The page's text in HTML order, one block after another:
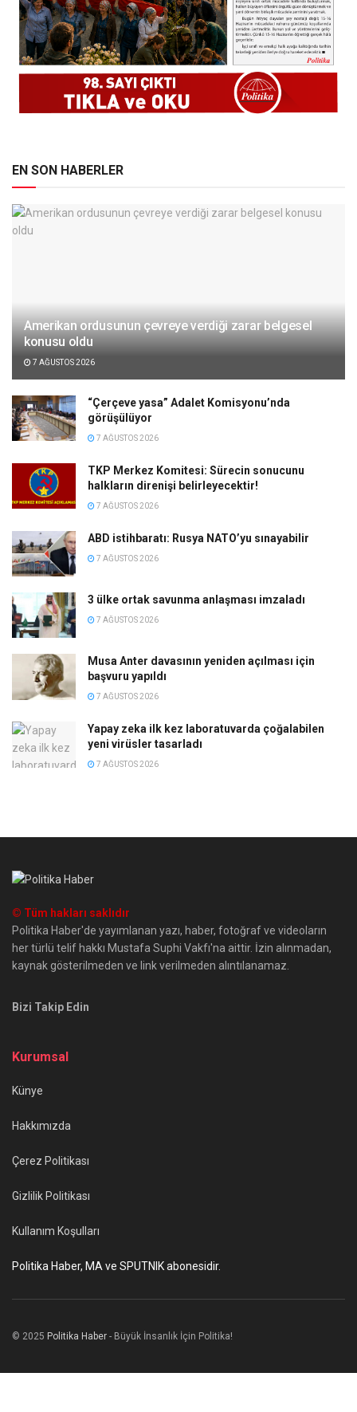
EN SON HABERLER
Amerikan ordusunun çevreye verdiği zarar belgesel
konusu oldu
7 AĞUSTOS 2026
“Çerçeve yasa” Adalet Komisyonu’nda
görüşülüyor
7 AĞUSTOS 2026
TKP Merkez Komitesi: Sürecin sonucunu
halkların direnişi belirleyecektir!
7 AĞUSTOS 2026
ABD istihbaratı: Rusya NATO’yu sınayabilir
7 AĞUSTOS 2026
3 ülke ortak savunma anlaşması imzaladı
7 AĞUSTOS 2026
Musa Anter davasının yeniden açılması için
başvuru yapıldı
7 AĞUSTOS 2026
Yapay zeka ilk kez laboratuvarda çoğalabilen
yeni virüsler tasarladı
7 AĞUSTOS 2026
© Tüm hakları saklıdır
Politika Haber'de yayımlanan yazı, haber, fotoğraf ve videoların
her türlü telif hakkı Mustafa Suphi Vakfı'na aittir. İzin alınmadan,
kaynak gösterilmeden ve link verilmeden alıntılanamaz.
Bizi Takip Edin
Kurumsal
Künye
Hakkımızda
Çerez Politikası
Gizlilik Politikası
Kullanım Koşulları
Politika Haber, MA ve SPUTNIK abonesidir.
© 2025 Politika Haber - Büyük İnsanlık İçin Politika!